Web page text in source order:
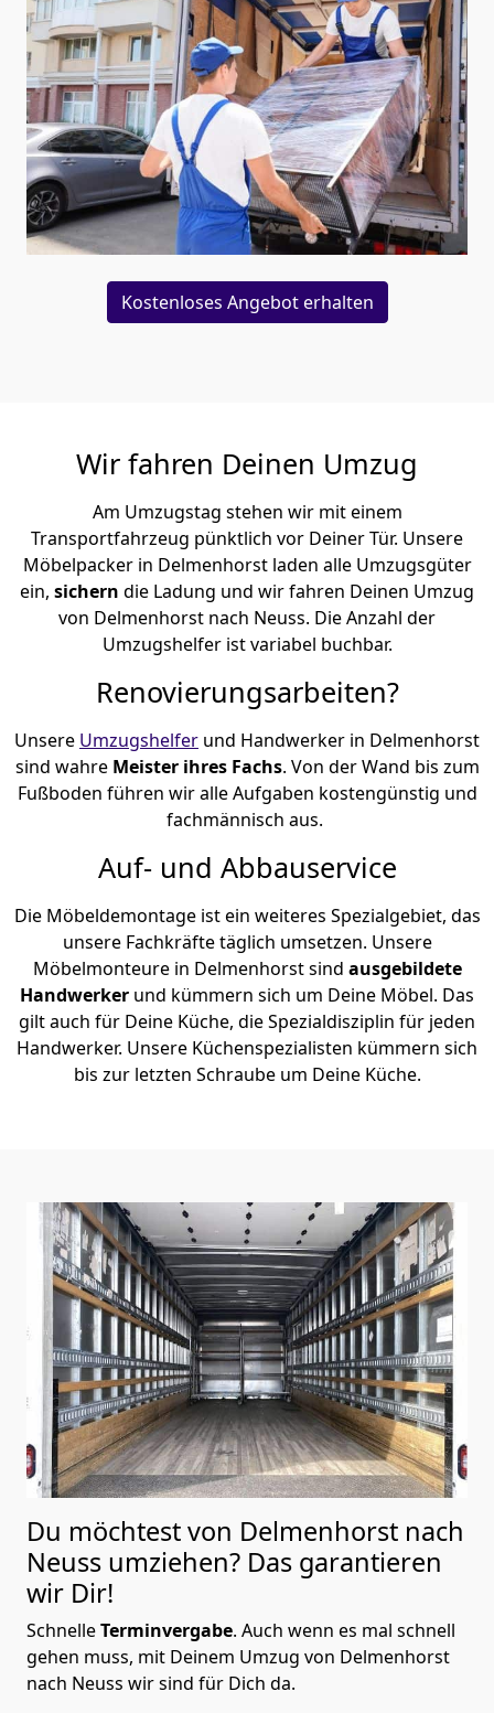
Kostenloses Angebot erhalten
Wir fahren Deinen Umzug
Am Umzugstag stehen wir mit einem
Transportfahrzeug pünktlich vor Deiner Tür. Unsere
Möbelpacker in Delmenhorst laden alle Umzugsgüter
ein, sichern die Ladung und wir fahren Deinen Umzug
von Delmenhorst nach Neuss. Die Anzahl der
Umzugshelfer ist variabel buchbar.
Renovierungsarbeiten?
Unsere Umzugshelfer und Handwerker in Delmenhorst
sind wahre Meister ihres Fachs. Von der Wand bis zum
Fußboden führen wir alle Aufgaben kostengünstig und
fachmännisch aus.
Auf- und Abbauservice
Die Möbeldemontage ist ein weiteres Spezialgebiet, das
unsere Fachkräfte täglich umsetzen. Unsere
Möbelmonteure in Delmenhorst sind ausgebildete
Handwerker und kümmern sich um Deine Möbel. Das
gilt auch für Deine Küche, die Spezialdisziplin für jeden
Handwerker. Unsere Küchenspezialisten kümmern sich
bis zur letzten Schraube um Deine Küche.
Du möchtest von Delmenhorst nach
Neuss umziehen? Das garantieren
wir Dir!
SchnelleTerminvergabe. Auch wenn es mal schnell
gehen muss, mit Deinem Umzug von Delmenhorst
nach Neuss wir sind für Dich da.